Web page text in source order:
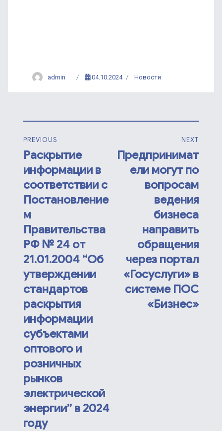
admin 04.10.2024 Новости
PREVIOUS
Раскрытие
информации в
соответствии с
Постановление
м
Правительства
РФ № 24 от
21.01.2004 “Об
утверждении
стандартов
раскрытия
информации
субъектами
оптового и
розничных
рынков
электрической
энергии” в 2024
году
NEXT
Предпринимат
ели могут по
вопросам
ведения
бизнеса
направить
обращения
через портал
«Госуслуги» в
системе ПОС
«Бизнес»